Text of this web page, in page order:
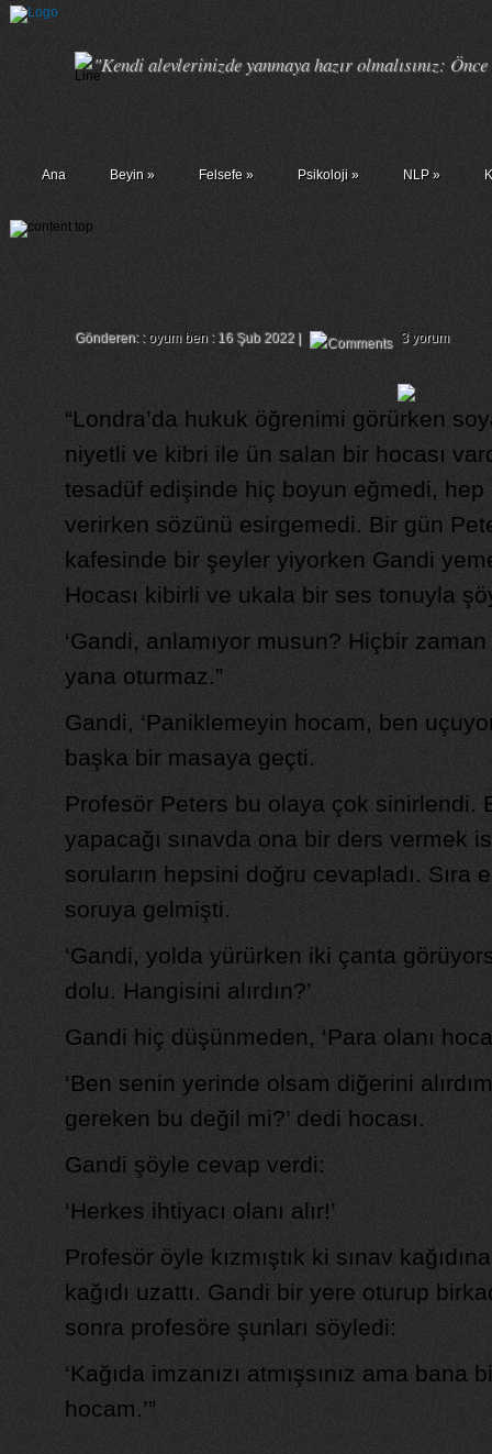
"Kendi alevlerinizde yanmaya hazır olmalısınız:
Ana Beyin» Felsefe» Psikoloji» NLP»
Gönderen: : oyum ben: 16 Şub 2022 | 3 yorum
“Londra’da hukuk öğrenimi görürken
niyetli ve kibri ile ün salan bir hocası
tesadüf edişinde hiç boyun eğmedi, hep
verirken sözünü esirgemedi. Bir gün
kafesinde bir şeyler yiyorken Gandi
Hocası kibirli ve ukala bir ses tonuyla
‘Gandi, anlamıyor musun? Hiçbir
yana oturmaz.”
Gandi, ‘Paniklemeyin hocam, ben
başka bir masaya geçti.
Profesör Peters bu olaya çok sinirlendi.
yapacağı sınavda ona bir ders vermek
soruların hepsini doğru cevapladı. Sıra
soruya gelmişti.
‘Gandi, yolda yürürken iki çanta
dolu. Hangisini alırdın?’
Gandi hiç düşünmeden, ‘Para olanı
‘Ben senin yerinde olsam diğerini
gereken bu değil mi?’ dedi hocası.
Gandi şöyle cevap verdi:
‘Herkes ihtiyacı olanı alır!’
Profesör öyle kızmıştık ki sınav
kağıdı uzattı. Gandi bir yere oturup
sonra profesöre şunları söyledi:
‘Kağıda imzanızı atmışsınız ama
hocam.’”